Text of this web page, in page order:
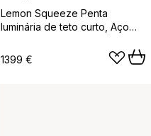
Lemon Squeeze Penta
luminária de teto curto, Aço
1399 €